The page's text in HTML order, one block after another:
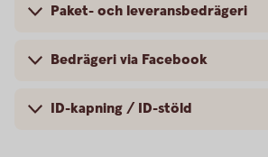
Paket- och leveransbedrägeri
Bedrägeri via Facebook
ID-kapning / ID-stöld